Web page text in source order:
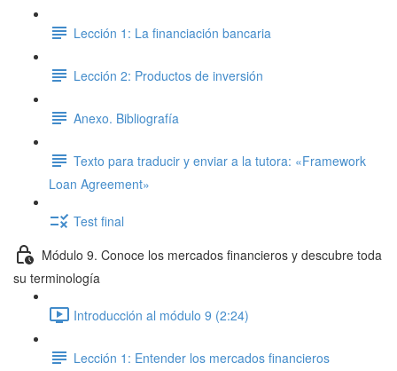
Lección 1: La financiación bancaria
Lección 2: Productos de inversión
Anexo. Bibliografía
Texto para traducir y enviar a la tutora: «Framework
Loan Agreement»
Test final
Módulo 9. Conoce los mercados financieros y descubre toda
su terminología
Introducción al módulo 9 (2:24)
Lección 1: Entender los mercados financieros